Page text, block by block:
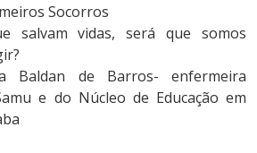
Socorros
salvam vidas, será que somos
Baldan de Barros- enfermeira
e do Núcleo de Educação em